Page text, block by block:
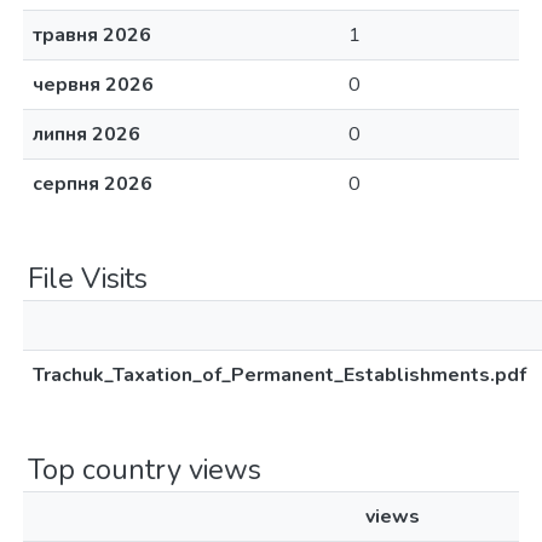
травня 2026
1
червня 2026
0
липня 2026
0
серпня 2026
0
File Visits
Trachuk_Taxation_of_Permanent_Establishments.pdf
Top country views
views